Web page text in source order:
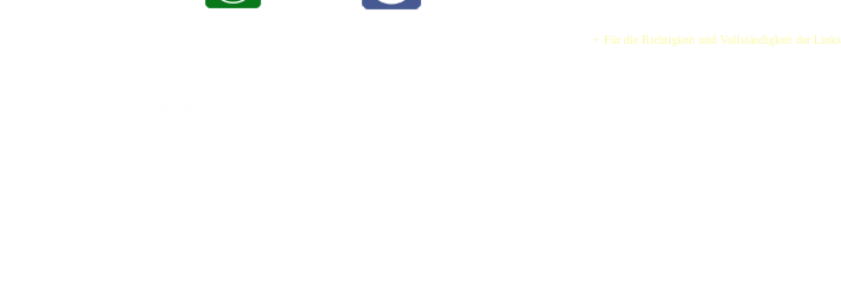
+ Für die Richtigkeit und Vollständigkeit der